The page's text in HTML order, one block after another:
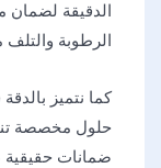
الدقيقة لضمان
الرطوبة والتلف
كما نتميز
حلول مخصصة
ضمانات حقيقية